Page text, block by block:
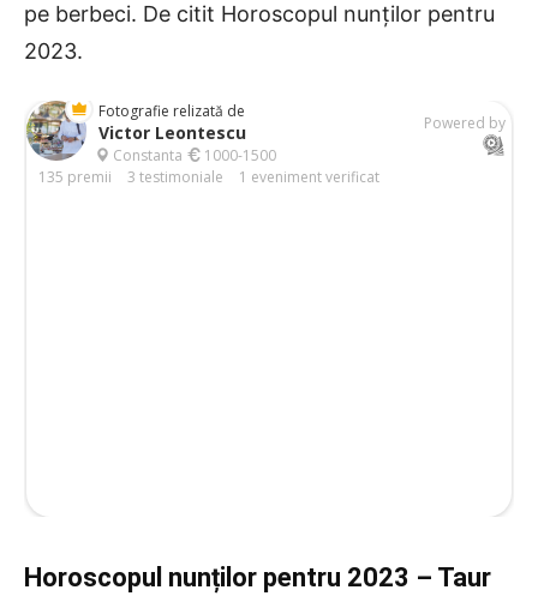
pe berbeci. De citit Horoscopul nunților pentru
2023.
Horoscopul nunților pentru 2023 – Taur